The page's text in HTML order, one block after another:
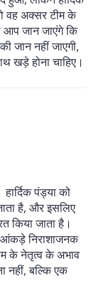
अक्सर टीम के
जान जाएंगे कि
जान नहीं जाएगी,
खड़े होना चाहिए।
पंड्या को
है, और इसलिए
किया जाता है।
आंकड़े निराशाजनक
के नेतृत्व के अभाव
नहीं, बल्कि एक